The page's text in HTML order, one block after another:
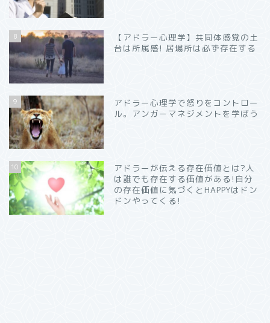
8
【アドラー心理学】共同体感覚の土
台は所属感! 居場所は必ず存在する
9
アドラー心理学で怒りをコントロー
ル。アンガーマネジメントを学ぼう
10
アドラーが伝える存在価値とは?人
は誰でも存在する価値がある!自分
の存在価値に気づくとHAPPYはドン
ドンやってくる!